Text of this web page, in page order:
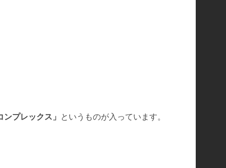
ンプレックス」 というものが入っています。